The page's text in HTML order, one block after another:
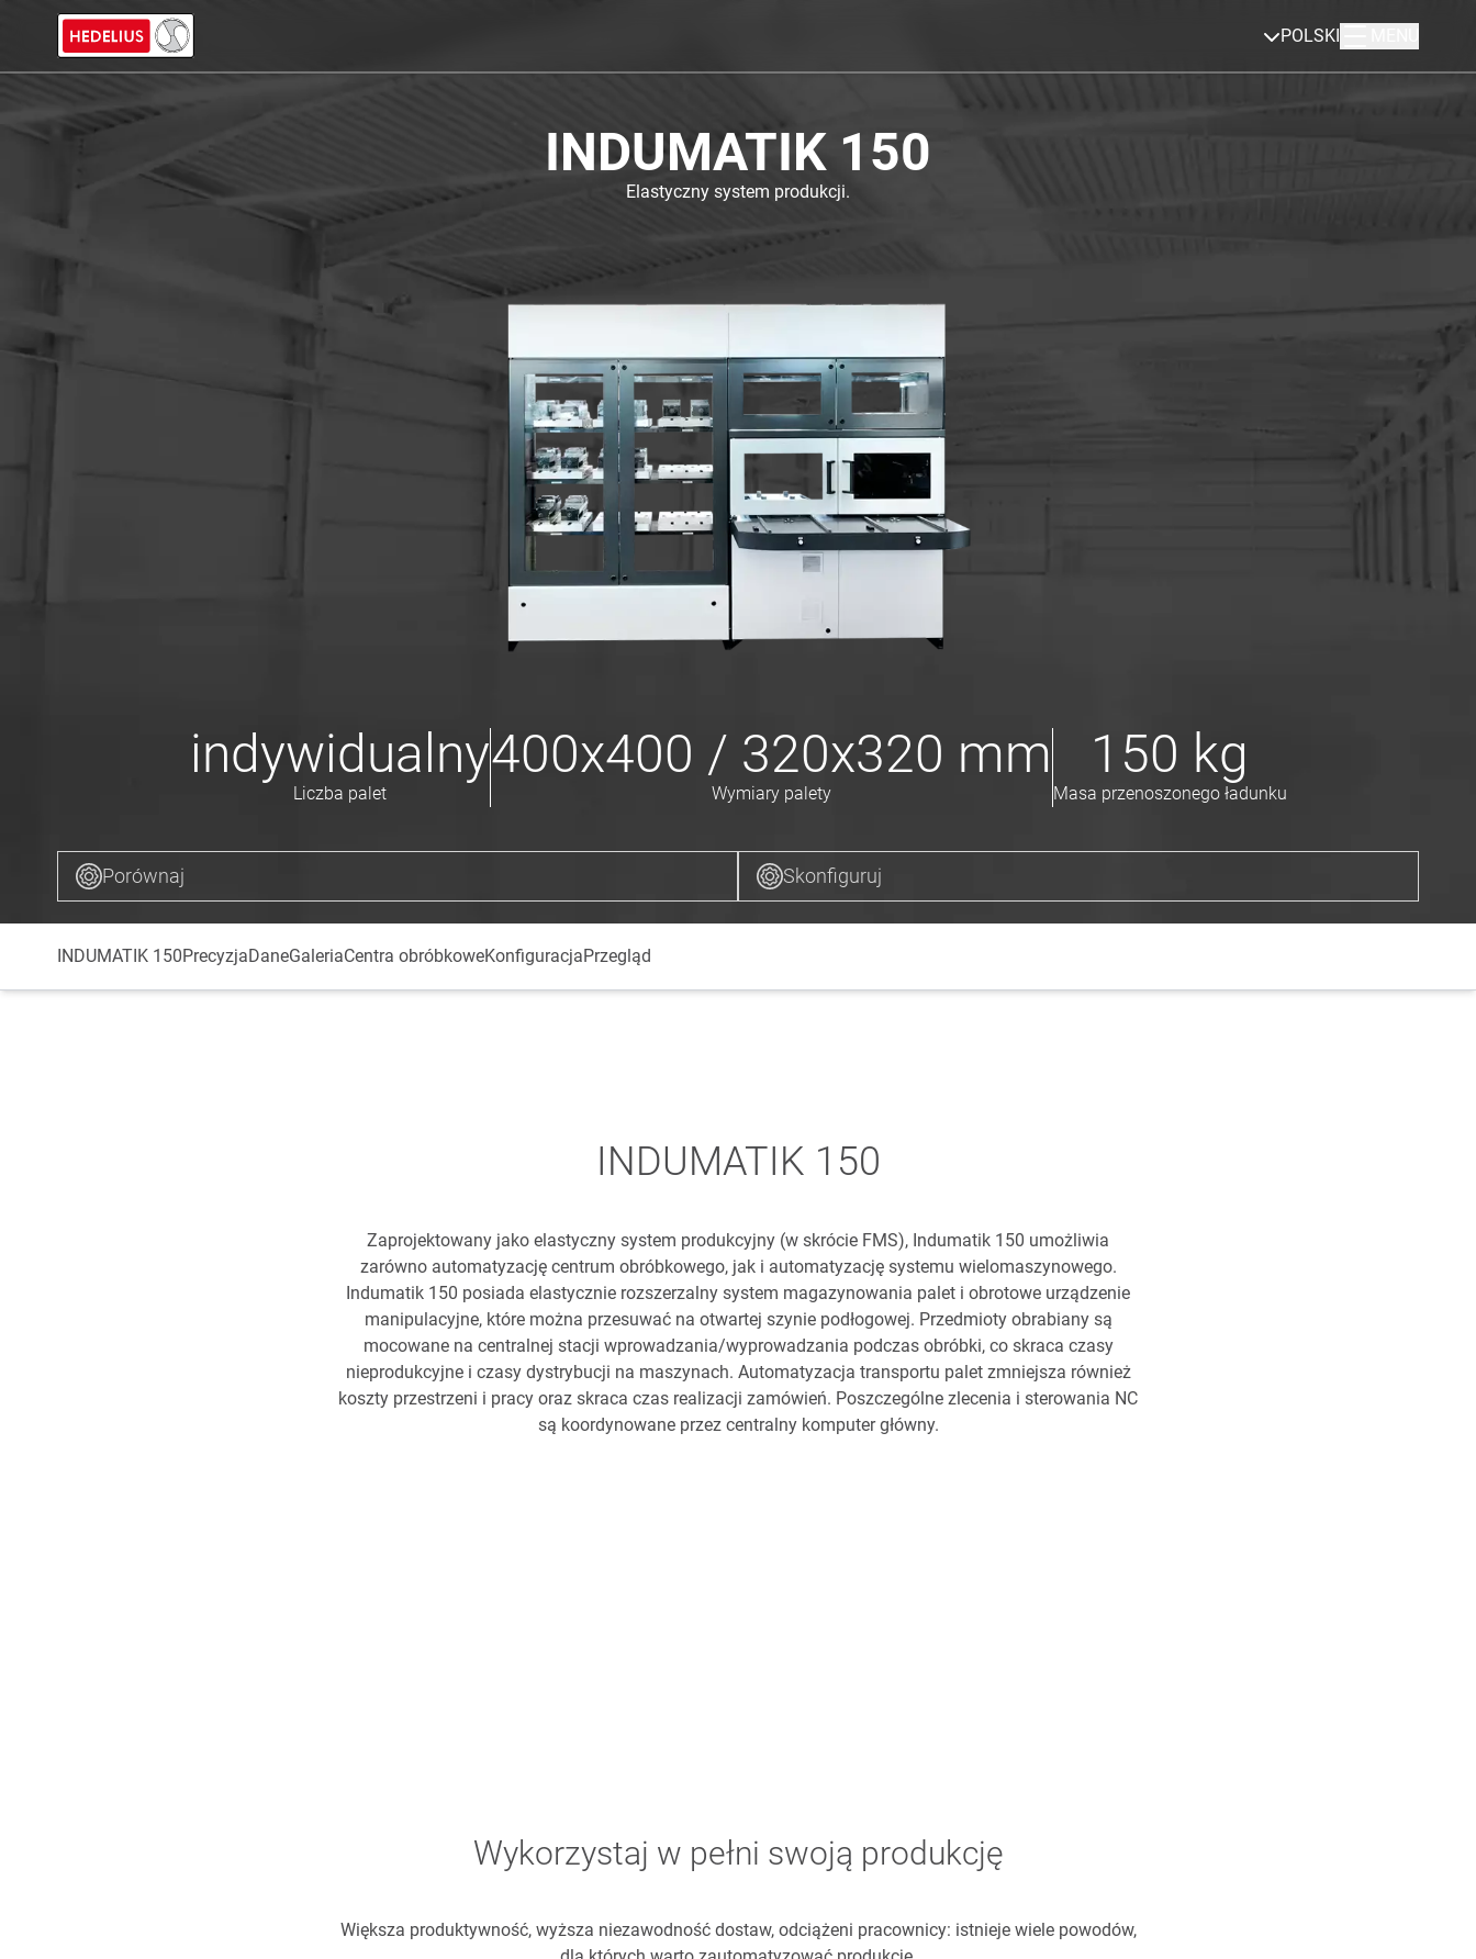
POLSKI
INDUMATIK 150
Elastyczny system produkcji.
indywidualny
Liczba palet
400x400 / 320x320 mm
Wymiary palety
150 kg
Masa przenoszonego ładunku
Porównaj Skonfiguruj
INDUMATIK 150PrecyzjaDaneGaleriaCentra obróbkoweKonfiguracjaPrzegląd
INDUMATIK 150
Zaprojektowany jako elastyczny system produkcyjny (w skrócie FMS), Indumatik 150 umożliwia
zarówno automatyzację centrum obróbkowego, jak i automatyzację systemu wielomaszynowego.
Indumatik 150 posiada elastycznie rozszerzalny system magazynowania palet i obrotowe urządzenie
manipulacyjne, które można przesuwać na otwartej szynie podłogowej. Przedmioty obrabiany są
mocowane na centralnej stacji wprowadzania/wyprowadzania podczas obróbki, co skraca czasy
nieprodukcyjne i czasy dystrybucji na maszynach. Automatyzacja transportu palet zmniejsza również
koszty przestrzeni i pracy oraz skraca czas realizacji zamówień. Poszczególne zlecenia i sterowania NC
są koordynowane przez centralny komputer główny.
Wykorzystaj w pełni swoją produkcję
Większa produktywność, wyższa niezawodność dostaw, odciążeni pracownicy: istnieje wiele powodów,